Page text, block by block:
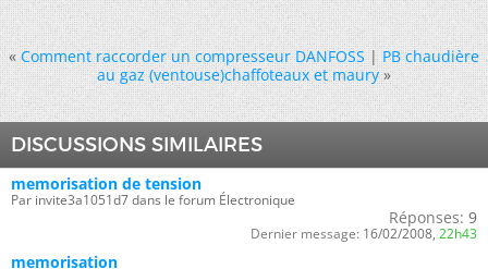
« Comment raccorder un compresseur DANFOSS|PB chaudière
au gaz (ventouse)chaffoteaux et maury »
DISCUSSIONS SIMILAIRES
memorisation de tension
Par invite3a1051d7 dans le forum Électronique
Réponses: 9
Dernier message: 16/02/2008, 22h43
memorisation